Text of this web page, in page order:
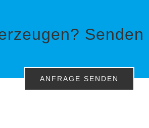
ANFRAGE SENDEN